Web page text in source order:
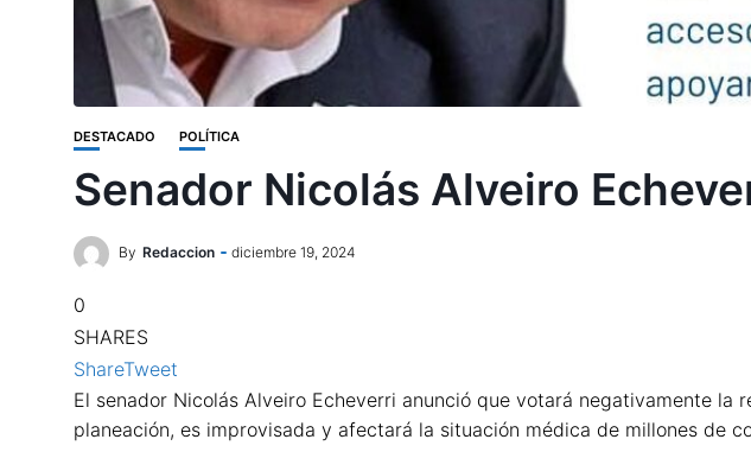
DESTACADO POLÍTICA
Senador Nicolás Alveiro
By Redaccion diciembre 19, 2024
0
SHARES
ShareTweet
El senador Nicolás Alveiro Echeverri anunció que votará negativamente
planeación, es improvisada y afectará la situación médica de millones de